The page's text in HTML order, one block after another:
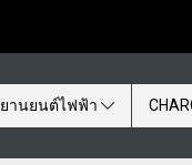
ยานยนต์ไฟฟ้า